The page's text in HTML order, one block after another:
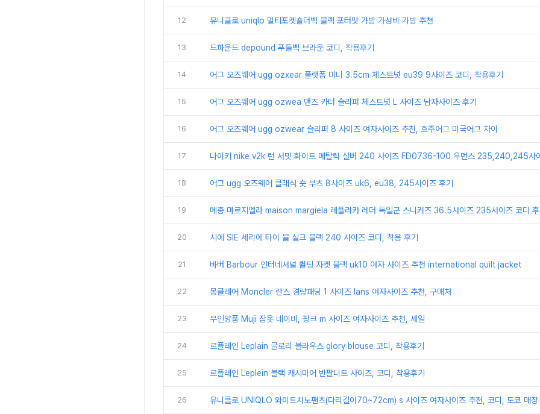
12 유니클로 uniqlo 멀티포켓숄더백 블랙 포터맛 가방 가성비 가방 추천
13 드파운드 depound 푸들백 브라운 코디, 착용후기
14 어그 오즈웨어 ugg ozxear 플랫폼 미니 3.5cm 체스트넛 eu39 9사이즈 코디, 착용후기
15 어그 오즈웨어 ugg ozwea 맨즈 카터 슬리퍼 체스트넛 L 사이즈 남자사이즈 후기
16 어그 오즈웨어 ugg ozwear 슬리퍼 8 사이즈 여자사이즈 추천, 호주어그 미국어그 차이
17 나이키 nike v2k 런 서밋 화이트 메탈릭 실버 240 사이즈 FD0736-100 우먼스 235,240,245사
18 어그 ugg 오즈웨어 클래식 숏 부츠 8사이즈 uk6, eu38, 245사이즈 후기
19 메종 마르지엘라 maison margiela 레플리카 레더 독일군 스니커즈 36.5사이즈 235사이즈 코디
20 시에 SIE 세리에 타이 뮬 실크 블랙 240 사이즈 코디, 착용 후기
21 바버 Barbour 인터네셔널 퀄팅 자켓 블랙 uk10 여자 사이즈 추천 international quilt jacket
22 몽클레어 Moncler 란스 경량패딩 1 사이즈 lans 여자사이즈 추천, 구매처
23 무인양품 Muji 잠옷 네이비, 핑크 m 사이즈 여자사이즈 추천, 세일
24 르플레인 Leplain 글로리 블라우스 glory blouse 코디, 착용후기
25 르플레인 Leplein 블랙 캐시미어 반팔니트 사이즈, 코디, 착용후기
26 유니클로 UNIQLO 와이드치노팬츠(다리길이70~72cm) s 사이즈 여자사이즈 추천, 코디, 도쿄 매장